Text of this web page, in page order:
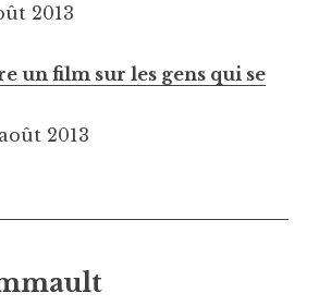
2013
un film sur les gens qui se
2013